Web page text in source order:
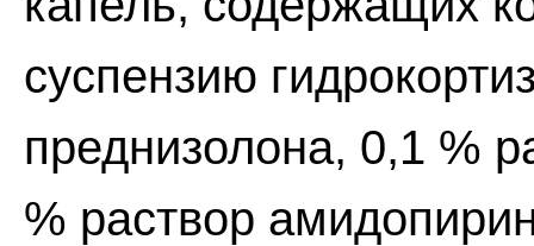
суспензию
преднизолона, 0,1 %
% раствор